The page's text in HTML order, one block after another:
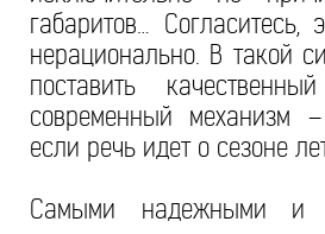
габаритов…
нерационально. В такой
поставить
современный механизм
если речь идет о сезоне
Самыми надежными и